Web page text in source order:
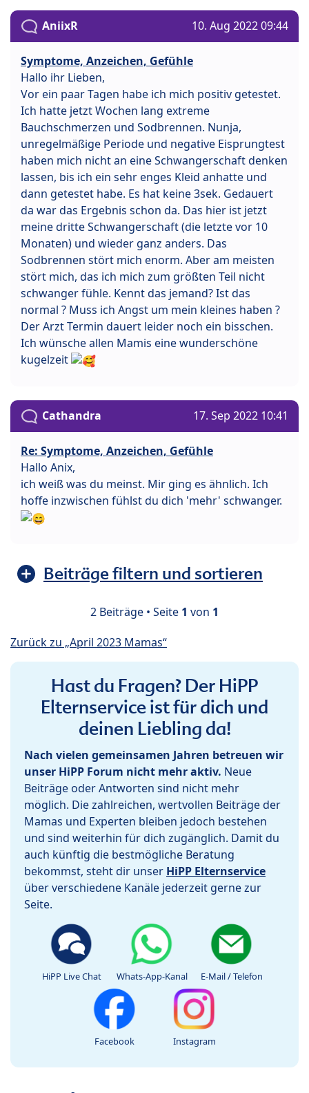
AniixR 10. Aug 2022 09:44
Symptome, Anzeichen, Gefühle
Hallo ihr Lieben,
Vor ein paar Tagen habe ich mich positiv getestet.
Ich hatte jetzt Wochen lang extreme
Bauchschmerzen und Sodbrennen. Nunja,
unregelmäßige Periode und negative Eisprungtest
haben mich nicht an eine Schwangerschaft denken
lassen, bis ich ein sehr enges Kleid anhatte und
dann getestet habe. Es hat keine 3sek. Gedauert
da war das Ergebnis schon da. Das hier ist jetzt
meine dritte Schwangerschaft (die letzte vor 10
Monaten) und wieder ganz anders. Das
Sodbrennen stört mich enorm. Aber am meisten
stört mich, das ich mich zum größten Teil nicht
schwanger fühle. Kennt das jemand? Ist das
normal ? Muss ich Angst um mein kleines haben ?
Der Arzt Termin dauert leider noch ein bisschen.
Ich wünsche allen Mamis eine wunderschöne
kugelzeit
Cathandra 17. Sep 2022 10:41
Re: Symptome, Anzeichen, Gefühle
Hallo Anix,
ich weiß was du meinst. Mir ging es ähnlich. Ich
hoffe inzwischen fühlst du dich 'mehr' schwanger.
Beiträge filtern und sortieren
2 Beiträge • Seite 1 von 1
Zurück zu „April 2023 Mamas“
Hast du Fragen? Der HiPP
Elternservice ist für dich und
deinen Liebling da!
Nach vielen gemeinsamen Jahren betreuen wir
unser HiPP Forum nicht mehr aktiv. Neue
Beiträge oder Antworten sind nicht mehr
möglich. Die zahlreichen, wertvollen Beiträge der
Mamas und Experten bleiben jedoch bestehen
und sind weiterhin für dich zugänglich. Damit du
auch künftig die bestmögliche Beratung
bekommst, steht dir unser HiPP Elternservice
über verschiedene Kanäle jederzeit gerne zur
Seite.
HiPP Live Chat Whats-App-Kanal E-Mail / Telefon
Facebook Instagram